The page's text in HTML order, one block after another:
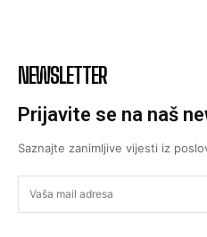
NEWSLETTER
Prijavite se na naš
Saznajte zanimljive vijesti iz